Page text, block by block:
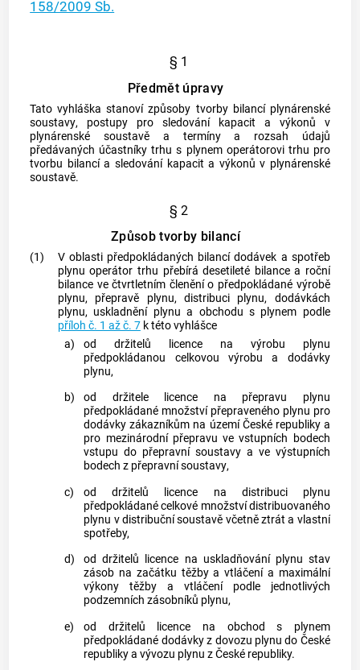
158/2009 Sb.
§ 1
Předmět úpravy
Tato vyhláška stanoví způsoby tvorby bilancí plynárenské
soustavy, postupy pro sledování kapacit a výkonů v
plynárenské soustavěa termíny a rozsah údajů
předávaných účastníky trhu s plynemoperátorovi trhu pro
tvorbu bilancí a sledování kapacit a výkonů v plynárenské
soustavě.
§ 2
Způsob tvorby bilancí
(1)
V oblasti předpokládaných bilancí dodávek a spotřeb
plynu operátor trhu přebírá desetileté bilance a roční
bilance ve čtvrtletním členění o předpokládané výrobě
plynu, přepravě plynu, distribuci plynu, dodávkách
plynu, uskladnění plynu a obchodu s plynem podle
příloh č. 1 až č. 7k této vyhlášce
a)
od držitelů licence na výrobu plynu
předpokládanou celkovou výrobu a dodávky
plynu,
b)
od držitele licence na přepravu plynu
předpokládané množství přepraveného plynu pro
dodávkyzákazníkům na území České republiky a
pro mezinárodní přepravu ve vstupních bodech
vstupu do přepravní soustavy a ve výstupních
bodech z přepravní soustavy,
c)
od držitelů licence na distribuci plynu
předpokládané celkové množství distribuovaného
plynu vdistribuční soustavě včetně ztrát a vlastní
spotřeby,
d)
od držitelů licence na uskladňování plynu stav
zásob na začátku těžby a vtláčení a maximální
výkony těžby a vtláčení podle jednotlivých
podzemníchzásobníků plynu,
e)
od držitelů licence na obchod s plynem
předpokládané dodávky z dovozu plynu do České
republiky a vývozu plynu z České republiky.